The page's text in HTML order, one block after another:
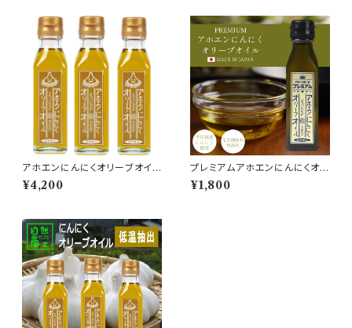
アホエンにんにくオリーブオイル
115ｍl 3本セット 香川県産 無
添加
¥4,200
プレミアムアホエンにんにくオリ
ーブオイル 定期購入
¥1,800